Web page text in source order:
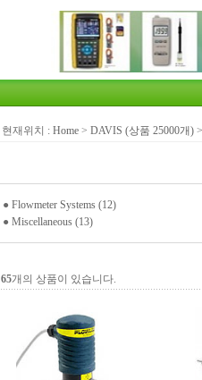
현재위치 : Home > DAVIS (상품 25000개)
● Flowmeter Systems (12)
● Miscellaneous (13)
65개의 상품이 있습니다.